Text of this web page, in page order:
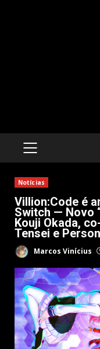
PRIMARY
Notícias
Villion:Code é
Switch — Novo
Kouji Okada,
Tensei e
Marcos Vinícius